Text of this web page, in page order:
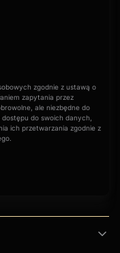
zgodnie z ustawą o
zapytania przez
ale niezbędne do
do swoich danych,
ich przetwarzania zgodnie z